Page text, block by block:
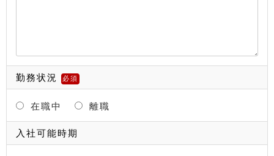
勤務状況 必須
在職中 離職
入社可能時期